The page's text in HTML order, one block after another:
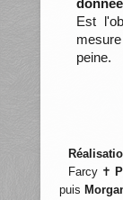
Est
peine.
Farcy ✝
puis